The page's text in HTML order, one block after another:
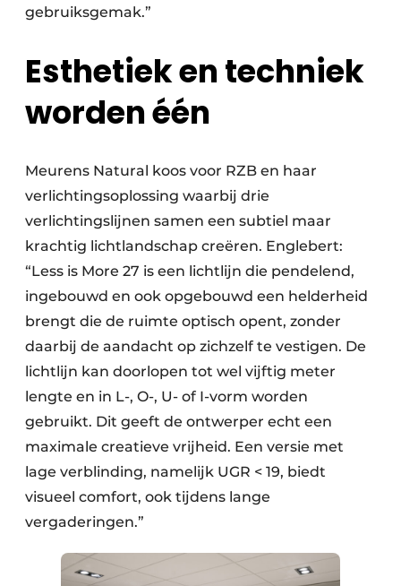
gebruiksgemak.”
Esthetiek en techniek
worden één
Meurens Natural koos voor RZB en haar
verlichtingsoplossing waarbij drie
verlichtingslijnen samen een subtiel maar
krachtig lichtlandschap creëren. Englebert:
“Less is More 27 is een lichtlijn die pendelend,
ingebouwd en ook opgebouwd een helderheid
brengt die de ruimte optisch opent, zonder
daarbij de aandacht op zichzelf te vestigen. De
lichtlijn kan doorlopen tot wel vijftig meter
lengte en in L-, O-, U- of I-vorm worden
gebruikt. Dit geeft de ontwerper echt een
maximale creatieve vrijheid. Een versie met
lage verblinding, namelijk UGR < 19, biedt
visueel comfort, ook tijdens lange
vergaderingen.”